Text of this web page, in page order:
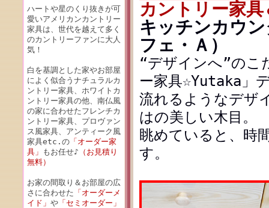
ハートや星のくり抜きが可
愛いアメリカンカントリー
家具は、世代を越えて多く
のカントリーファンに大人
気！
白を基調とした家やお部屋
によく似合うナチュラルカ
ントリー家具、ホワイトカ
ントリー家具の他、南仏風
の家に合わせたフレンチカ
ントリー家具、プロヴァン
ス風家具、アンティーク風
家具etc.の「オーダー家
具」 もお任せ♪ （お見積り
無料）
お家の間取り＆お部屋の広
さに合わせた 「オーダーメ
イド」 や「セミオーダー」
カントリー家
キッチンカウ
フェ・Ａ）
“デザインへ”の
ー家具☆Yutaka」
流れるようなデザ
はの美しい木目。
眺めていると、時
す。